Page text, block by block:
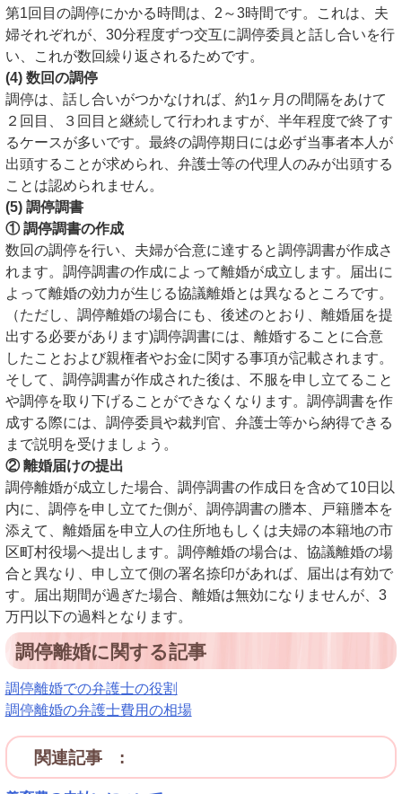
第1回目の調停にかかる時間は、2～3時間です。これは、夫
婦それぞれが、30分程度ずつ交互に調停委員と話し合いを行
い、これが数回繰り返されるためです。
(4) 数回の調停
調停は、話し合いがつかなければ、約1ヶ月の間隔をあけて
２回目、３回目と継続して行われますが、半年程度で終了す
るケースが多いです。最終の調停期日には必ず当事者本人が
出頭することが求められ、弁護士等の代理人のみが出頭する
ことは認められません。
(5) 調停調書
① 調停調書の作成
数回の調停を行い、夫婦が合意に達すると調停調書が作成さ
れます。調停調書の作成によって離婚が成立します。届出に
よって離婚の効力が生じる協議離婚とは異なるところです。
（ただし、 調停離婚の場合にも、後述のとおり、離婚届を提
出する必要があります)調停調書には、離婚することに合意
したことおよび親権者やお金に関する事項が記載されます。
そして、調停調書が作成された後は、不服を申し立てること
や調停を取り下げることができなくなります。調停調書を作
成する際には、調停委員や裁判官、弁護士等から納得できる
まで説明を受けましょう。
② 離婚届けの提出
調停離婚が成立した場合、調停調書の作成日を含めて10日以
内に、調停を申し立てた側が、調停調書の謄本、戸籍謄本を
添えて、離婚届を申立人の住所地もしくは夫婦の本籍地の市
区町村役場へ提出します。調停離婚の場合は、協議離婚の場
合と異なり、申し立て側の署名捺印があれば、届出は有効で
す。届出期間が過ぎた場合、離婚は無効になりませんが、3
万円以下の過料となります。
調停離婚に関する記事
調停離婚での弁護士の役割
調停離婚の弁護士費用の相場
関連記事 :